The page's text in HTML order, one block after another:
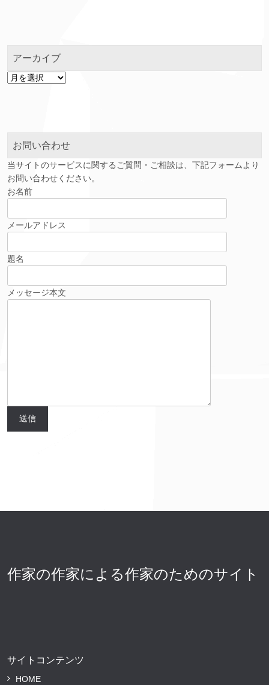
アーカイブ
ア
お問い合わせ
当サイトのサービスに関するご質問・ご相談は、下記フォームより
お問い合わせください。
お名前
メールアドレス
題名
メッセージ本文
作家の作家による作家のためのサイト
サイトコンテンツ
HOME